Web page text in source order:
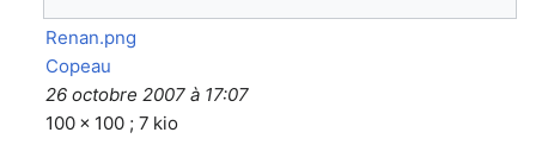
Renan.png
Copeau
26 octobre 2007 à 17:07
100 × 100 ; 7 kio